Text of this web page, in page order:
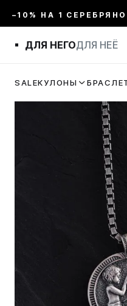
–10% НА 1
ДЛЯ НЕГОДЛЯ НЕЁ
SALEКУЛОНЫ